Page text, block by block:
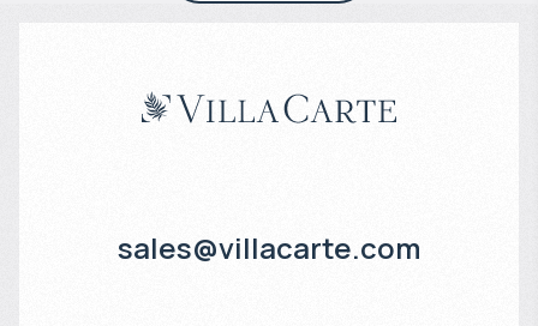
sales@villacarte.com